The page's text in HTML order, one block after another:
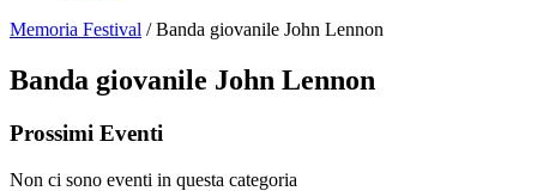
Memoria Festival /Banda giovanile John Lennon
Banda giovanile John Lennon
Prossimi Eventi
Non ci sono eventi in questa categoria